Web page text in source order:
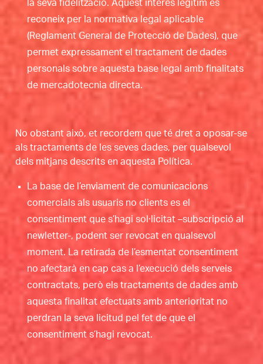
la seva fidelització. Aquest interès legítim es
reconeix per la normativa legal aplicable
(Reglament General de Protecció de Dades), que
permet expressament el tractament de dades
personals sobre aquesta base legal amb finalitats
de mercadotecnia directa.
No obstant això, et recordem que té dret a oposar-se
als tractaments de les seves dades, per qualsevol
dels mitjans descrits en aquesta Política.
La base de l’enviament de comunicacions
comercials als usuaris no clients es el
consentiment que s’hagi sol·licitat –subscripció al
newletter-, podent ser revocat en qualsevol
moment. La retirada de l’esmentat consentiment
no afectarà en cap cas a l’execució dels serveis
contractats, però els tractaments de dades amb
aquesta finalitat efectuats amb anterioritat no
perdran la seva licitud pel fet de que el
consentiment s’hagi revocat.